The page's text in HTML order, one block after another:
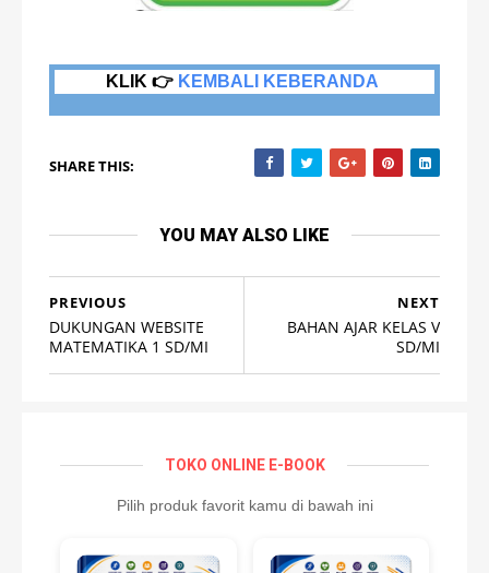
KLIK 👉 KEMBALI KEBERANDA
SHARE THIS:
YOU MAY ALSO LIKE
NEXT
BAHAN AJAR KELAS V
SD/MI
PREVIOUS
DUKUNGAN WEBSITE
MATEMATIKA 1 SD/MI
TOKO ONLINE E-BOOK
Pilih produk favorit kamu di bawah ini